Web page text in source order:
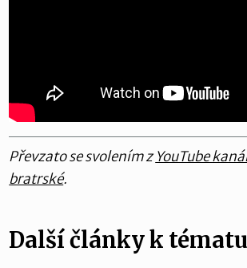
Převzato se svolením zYouTube
bratrské.
Další články k